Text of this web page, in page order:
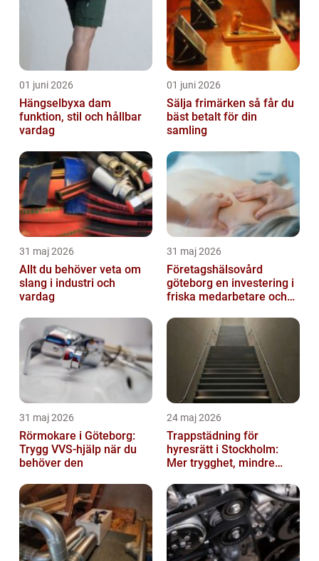
01 juni 2026
Hängselbyxa dam
funktion, stil och hållbar
vardag
01 juni 2026
Sälja frimärken så får du
bäst betalt för din
samling
31 maj 2026
Allt du behöver veta om
slang i industri och
vardag
31 maj 2026
Företagshälsovård
göteborg en investering i
friska medarbetare och
31 maj 2026
Rörmokare i Göteborg:
Trygg VVS-hjälp när du
behöver den
24 maj 2026
Trappstädning för
hyresrätt i Stockholm:
Mer trygghet, mindre